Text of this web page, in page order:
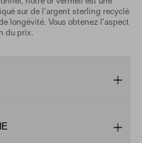
notre or vermeil est une
sur de l'argent sterling recyclé
longévité. Vous obtenez l'aspect
du prix.